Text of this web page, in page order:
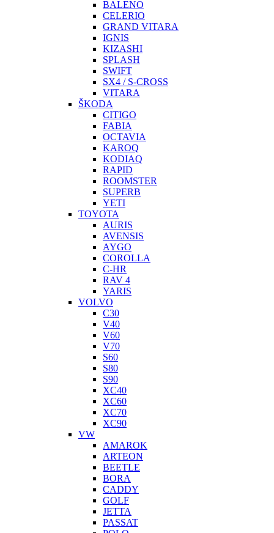
BALENO
CELERIO
GRAND VITARA
IGNIS
KIZASHI
SPLASH
SWIFT
SX4 / S-CROSS
VITARA
ŠKODA
CITIGO
FABIA
OCTAVIA
KAROQ
KODIAQ
RAPID
ROOMSTER
SUPERB
YETI
TOYOTA
AURIS
AVENSIS
AYGO
COROLLA
C-HR
RAV 4
YARIS
VOLVO
C30
V40
V60
V70
S60
S80
S90
XC40
XC60
XC70
XC90
VW
AMAROK
ARTEON
BEETLE
BORA
CADDY
GOLF
JETTA
PASSAT